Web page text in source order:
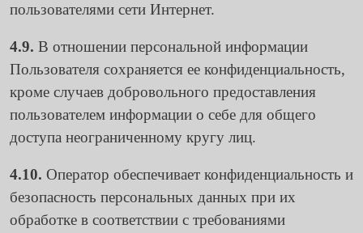
пользователями сети Интернет.
4.9. В отношении персональной информации
Пользователя сохраняется ее конфиденциальность,
кроме случаев добровольного предоставления
пользователем информации о себе для общего
доступа неограниченному кругу лиц.
4.10. Оператор обеспечивает конфиденциальность и
безопасность персональных данных при их
обработке в соответствии с требованиями